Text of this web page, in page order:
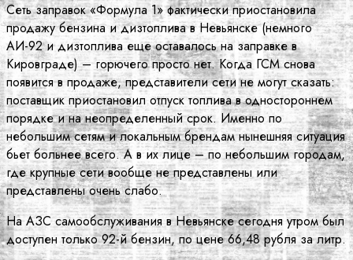
Сеть заправок «Формула 1» фактически приостановила
продажу бензина и дизтоплива в Невьянске (немного
АИ-92 и дизтоплива еще оставалось на заправке в
Кировграде) – горючего просто нет. Когда ГСМ снова
появится в продаже, представители сети не могут сказать:
поставщик приостановил отпуск топлива в одностороннем
порядке и на неопределенный срок. Именно по
небольшим сетям и локальным брендам нынешняя ситуация
бьет больнее всего. А в их лице – по небольшим городам,
где крупные сети вообще не представлены или
представлены очень слабо.
На АЗС самообслуживания в Невьянске сегодня утром был
доступен только 92-й бензин, по цене 66,48 рубля за литр.